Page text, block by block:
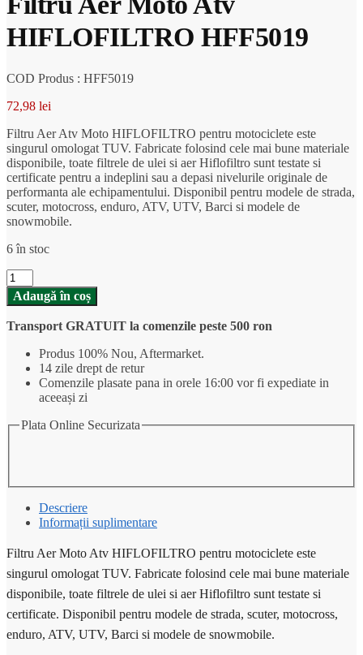
HIFLOFILTRO HFF5019
COD Produs : HFF5019
72,98 lei
Filtru Aer Atv Moto HIFLOFILTRO pentru motociclete este
singurul omologat TUV. Fabricate folosind cele mai bune materiale
disponibile, toate filtrele de ulei si aer Hiflofiltro sunt testate si
certificate pentru a indeplini sau a depasi nivelurile originale de
performanta ale echipamentului. Disponibil pentru modele de strada,
scuter, motocross, enduro, ATV, UTV, Barci si modele de
snowmobile.
6 în stoc
Cantitate
Filtru
Aer
Moto
Atv
HIFLOFILTRO
HFF5019
Adaugă în coș
Transport GRATUIT la comenzile peste 500 ron
Produs 100% Nou, Aftermarket.
14 zile drept de retur
Comenzile plasate pana in orele 16:00 vor fi expediate in
aceeași zi
Plata Online Securizata
Descriere
Informații suplimentare
Filtru Aer Moto Atv HIFLOFILTRO pentru motociclete este
singurul omologat TUV. Fabricate folosind cele mai bune materiale
disponibile, toate filtrele de ulei si aer Hiflofiltro sunt testate si
certificate. Disponibil pentru modele de strada, scuter, motocross,
enduro, ATV, UTV, Barci si modele de snowmobile.